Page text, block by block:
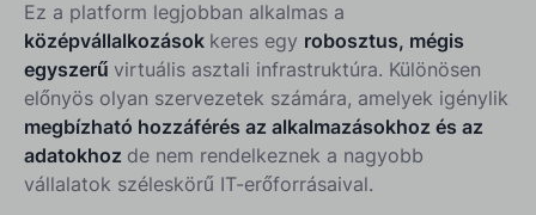
Ez a platform legjobban alkalmas a
középvállalkozások keres egy robosztus, mégis
egyszerű virtuális asztali infrastruktúra. Különösen
előnyös olyan szervezetek számára, amelyek igénylik
megbízható hozzáférés az alkalmazásokhoz és az
adatokhoz de nem rendelkeznek a nagyobb
vállalatok széleskörű IT-erőforrásaival.